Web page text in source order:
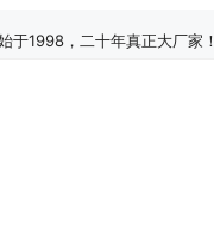
于1998，二十年真正大厂家！